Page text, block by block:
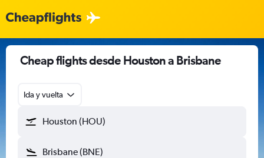
Cheap flights desde Houston a Brisbane
Ida y vuelta
Houston (HOU)
Brisbane (BNE)